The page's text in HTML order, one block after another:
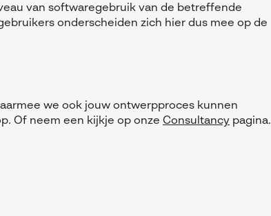
van softwaregebruik van de betreffende
onderscheiden zich hier dus mee op de
we ook jouw ontwerpproces kunnen
Of neem een kijkje op onze Consultancy pagina.